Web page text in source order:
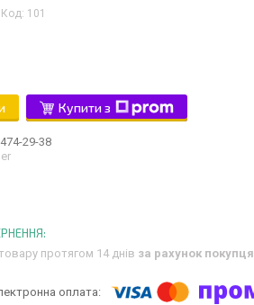
Код: 101
Купити з
29-38
протягом 14 днів за рахунок покупця